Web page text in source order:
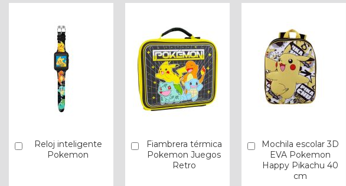
Reloj inteligente
Pokemon
Añadir
Fiambrera térmica
Pokemon Juegos
Retro
Añadir
Mochila escolar 3D
EVA Pokemon
Happy Pikachu 40
cm
Añadir